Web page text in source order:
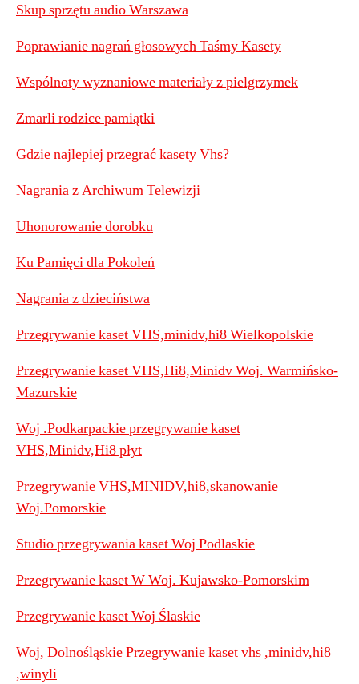
Skup sprzętu audio Warszawa
Poprawianie nagrań głosowych Taśmy Kasety
Wspólnoty wyznaniowe materiały z pielgrzymek
Zmarli rodzice pamiątki
Gdzie najlepiej przegrać kasety Vhs?
Nagrania z Archiwum Telewizji
Uhonorowanie dorobku
Ku Pamięci dla Pokoleń
Nagrania z dzieciństwa
Przegrywanie kaset VHS,minidv,hi8 Wielkopolskie
Przegrywanie kaset VHS,Hi8,Minidv Woj. Warmińsko-
Mazurskie
Woj .Podkarpackie przegrywanie kaset
VHS,Minidv,Hi8 płyt
Przegrywanie VHS,MINIDV,hi8,skanowanie
Woj.Pomorskie
Studio przegrywania kaset Woj Podlaskie
Przegrywanie kaset W Woj. Kujawsko-Pomorskim
Przegrywanie kaset Woj Ślaskie
Woj, Dolnośląskie Przegrywanie kaset vhs ,minidv,hi8
,winyli